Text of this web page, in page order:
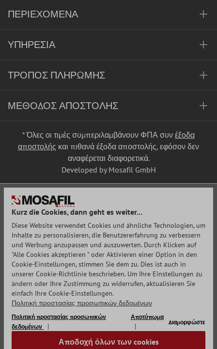
ΠΕΡΙΕΧΌΜΕΝΑ
ΥΠΗΡΕΣΊΑ
ΤΡΌΠΟΣ ΠΛΗΡΩΜΉΣ
ΜΈΘΟΔΟΣ ΑΠΟΣΤΟΛΉΣ
* Όλες οι τιμές συμπεριλαμβάνουν ΦΠΑ συν έξοδα
αποστολής και πιθανά έξοδα αποστολής, εφόσον δεν
αναφέρεται διαφορετικά.
Developed by Mosafil GmbH
Kurz die Cookies, dann geht es weiter...
Diese Website verwendet Cookies und ähnliche Technologien, um
Inhalte zu personalisieren, die Benutzererfahrung zu verbessern
und Werbung anzupassen und auszuwerten. Durch Klicken auf
"Alle Cookies akzeptieren " oder Aktivieren einer Option in den
Cookie-Einstellungen, stimmen Sie dem zu. Dies ist auch in
unserer Cookie-Richtlinie beschrieben. Um Ihre Einstellungen zu
ändern oder Ihre Zustimmung zu widerrufen, aktualisieren Sie
einfach Ihre Cookie-Einstellungen.
Πολιτική προστασίας προσωπικών δεδομένων
Πολιτική προστασίας προσωπικών
δεδομένων
Αποτύπωμα
Διαμορφώστε
Αποδοχή όλων των cookies